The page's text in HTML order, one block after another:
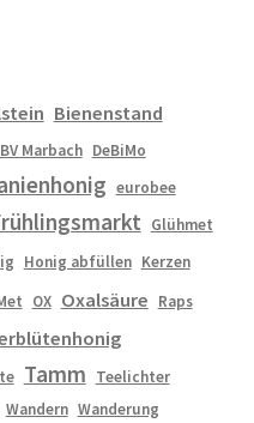
Bienenstand
BV Marbach DeBiMo
eurobee
Glühmet
Honig abfüllen Kerzen
OX Oxalsäure Raps
Tamm Teelichter
Wandern Wanderung